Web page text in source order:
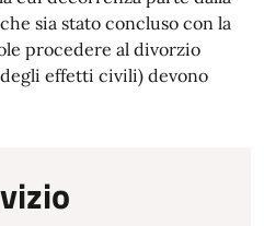
sia stato concluso con la
procedere al divorzio
effetti civili) devono